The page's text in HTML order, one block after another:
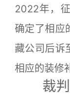
2022年，
确定了相应
藏公司后诉
相应的装修
裁判